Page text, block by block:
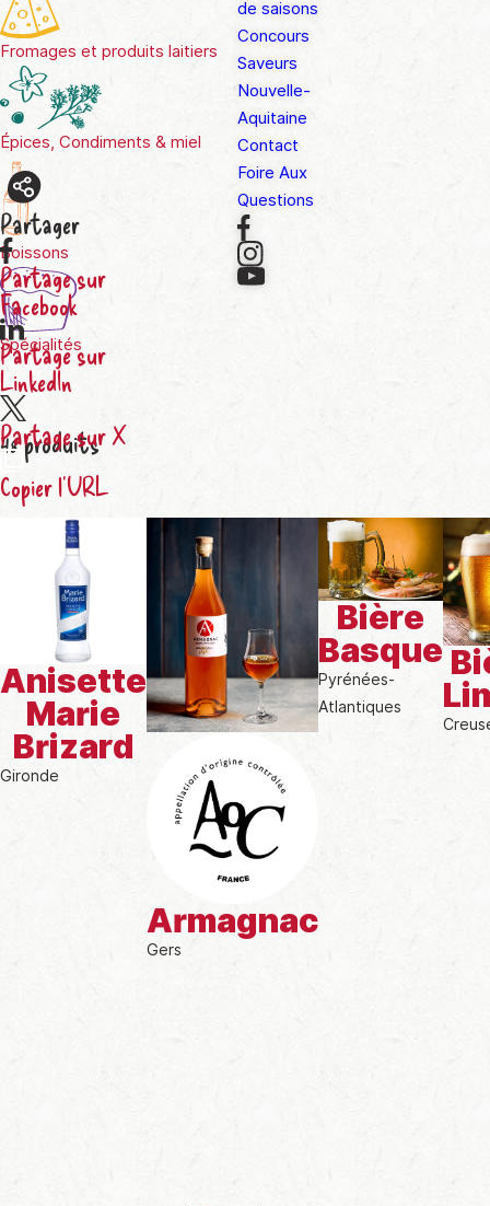
de saisons
Concours
Saveurs
Nouvelle-
Aquitaine
Contact
Foire Aux
Questions
Fromages et produits laitiers
Épices, Condiments & miel
Boissons
Spécialités
48produits
Partager
Partage sur
Facebook
Partage sur
LinkedIn
Partage sur X
Copier l'URL
Anisette
Marie
Brizard
Gironde
Armagnac
Gers
Bière
Basque
Pyrénées-
Atlantiques